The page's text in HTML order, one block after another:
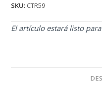
SKU: CTR59
El artículo estará listo